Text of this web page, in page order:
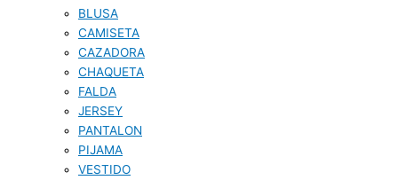
BLUSA
CAMISETA
CAZADORA
CHAQUETA
FALDA
JERSEY
PANTALON
PIJAMA
VESTIDO